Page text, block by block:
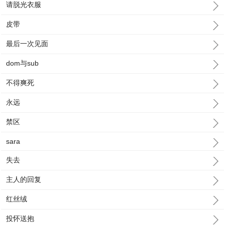
请脱光衣服
皮带
最后一次见面
dom与sub
不得爽死
永远
禁区
sara
失去
主人的回复
红丝绒
投怀送抱